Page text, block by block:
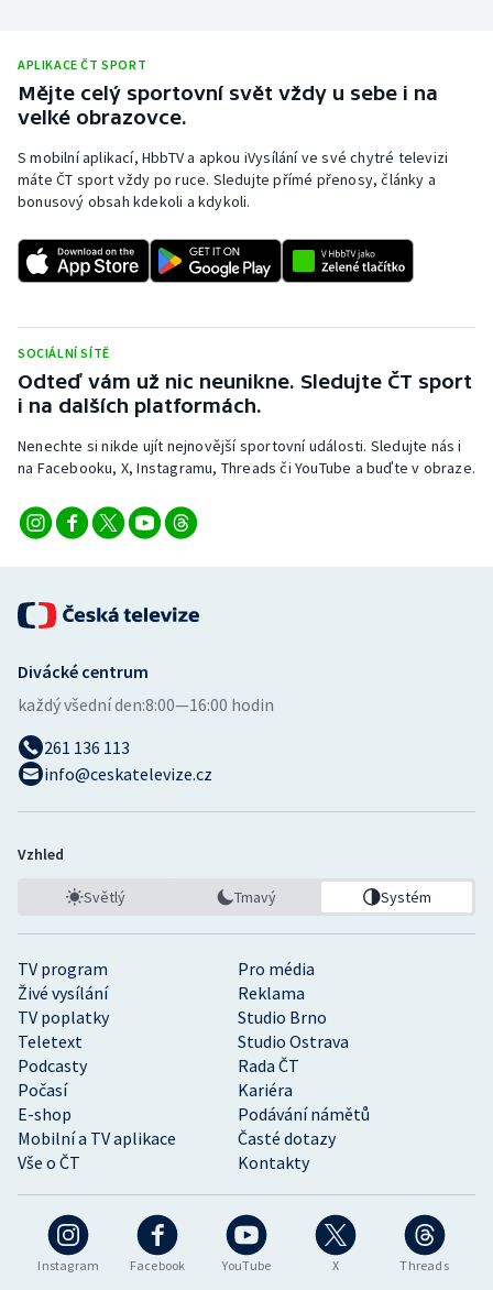
Ragby
Rychlobruslení
Rychlostní kanoistika
Short track
Sportovní střelba
Triatlon
Vodní slalom
Volejbal
APLIKACE ČT SPORT
Mějte celý sportovní svět vždy u sebe i na
velké obrazovce.
S mobilní aplikací, HbbTV a apkou iVysílání ve své chytré televizi
máte ČT sport vždy po ruce. Sledujte přímé přenosy, články a
bonusový obsah kdekoli a kdykoli.
SOCIÁLNÍ SÍTĚ
Odteď vám už nic neunikne. Sledujte ČT sport
i na dalších platformách.
Nenechte si nikde ujít nejnovější sportovní události. Sledujte nás i
na Facebooku, X, Instagramu, Threads či YouTube a buďte v obraze.
Instagram Facebook YouTube X Threads
TV program
Pro média
Živé vysílání
Reklama
TV poplatky
Studio Brno
Teletext
Studio Ostrava
Podcasty
Rada ČT
Počasí
Kariéra
E-shop
Podávání námětů
Mobilní a TV aplikace
Časté dotazy
Vše o ČT
Kontakty
Divácké centrum
každý všední den:8:00—16:00 hodin
261 136 113
info@ceskatelevize.cz
Vzhled
Světlý Tmavý Systém